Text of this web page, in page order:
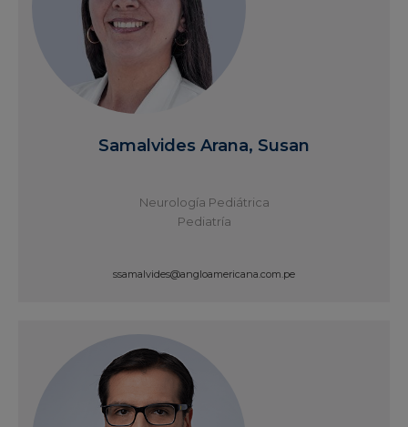
Samalvides Arana, Susan
Neurología Pediátrica
Pediatría
ssamalvides@angloamericana.com.pe